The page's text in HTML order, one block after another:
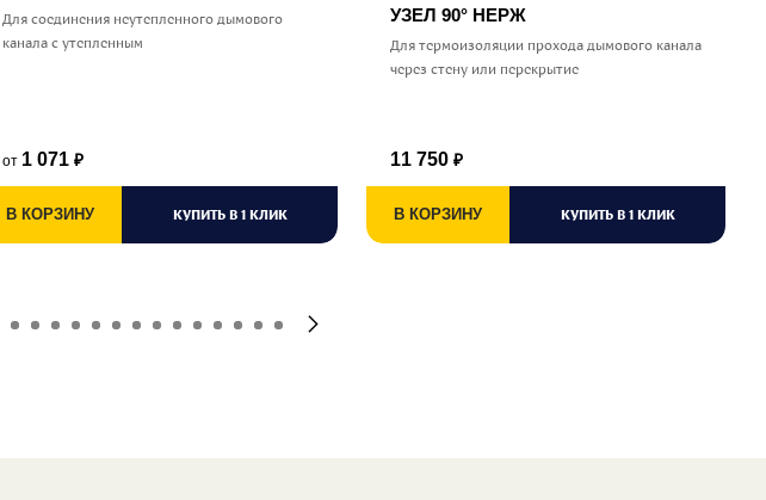
Для соединения неутепленного дымового
канала с утепленным
от 1 071 ₽
В КОРЗИНУ КУПИТЬ В 1 КЛИК
УЗЕЛ 90° НЕРЖ
Для термоизоляции прохода дымового канала
через стену или перекрытие
11 750 ₽
В КОРЗИНУ КУПИТЬ В 1 КЛИК